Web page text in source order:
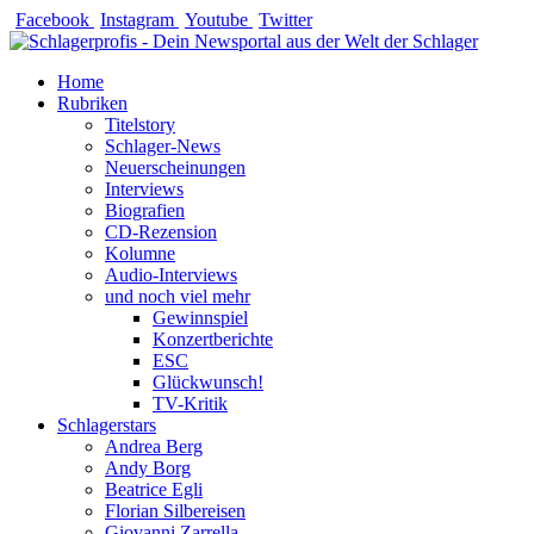
Zum
Inhalt
Facebook Instagram Youtube Twitter
Home
Rubriken
Titelstory
Schlager-News
Neuerscheinungen
Interviews
Biografien
CD-Rezension
Kolumne
Audio-Interviews
und noch viel mehr
Gewinnspiel
Konzertberichte
ESC
Glückwunsch!
TV-Kritik
Schlagerstars
Andrea Berg
Andy Borg
Beatrice Egli
Florian Silbereisen